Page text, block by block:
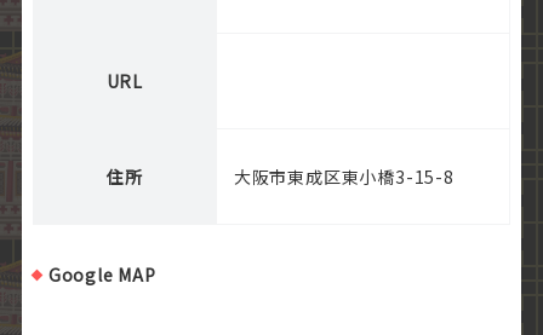
URL
住所 大阪市東成区東小橋3-15-8
Google MAP